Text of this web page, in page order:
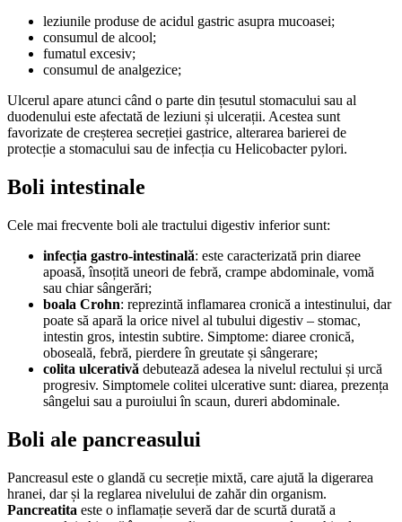
leziunile produse de acidul gastric asupra mucoasei;
consumul de alcool;
fumatul excesiv;
consumul de analgezice;
Ulcerul apare atunci când o parte din țesutul stomacului sau al
duodenului este afectată de leziuni și ulcerații. Acestea sunt
favorizate de creșterea secreției gastrice, alterarea barierei de
protecție a stomacului sau de infecția cu Helicobacter pylori.
Boli intestinale
Cele mai frecvente boli ale tractului digestiv inferior sunt:
infecția gastro-intestinală: este caracterizată prin diaree
apoasă, însoțită uneori de febră, crampe abdominale, vomă
sau chiar sângerări;
boala Crohn: reprezintă inflamarea cronică a intestinului, dar
poate să apară la orice nivel al tubului digestiv – stomac,
intestin gros, intestin subtire. Simptome: diaree cronică,
oboseală, febră, pierdere în greutate și sângerare;
colita ulcerativă debutează adesea la nivelul rectului și urcă
progresiv. Simptomele colitei ulcerative sunt: diarea, prezența
sângelui sau a puroiului în scaun, dureri abdominale.
Boli ale pancreasului
Pancreasul este o glandă cu secreție mixtă, care ajută la digerarea
hranei, dar și la reglarea nivelului de zahăr din organism.
Pancreatita este o inflamație severă dar de scurtă durată a